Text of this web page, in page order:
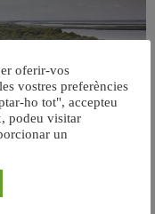
la Devesa durant el mes de
oferir-vos
vostres preferències
ho tot", accepteu
podeu visitar
un